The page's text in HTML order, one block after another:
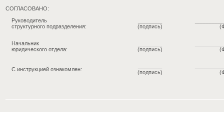
СОГЛАСОВАНО:
Руководитель
структурного подразделения:
(подпись)
Начальник
юридического отдела:
(подпись)
С инструкцией ознакомлен:
(подпись)